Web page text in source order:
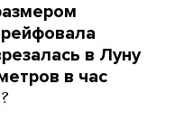
в Луну
в час